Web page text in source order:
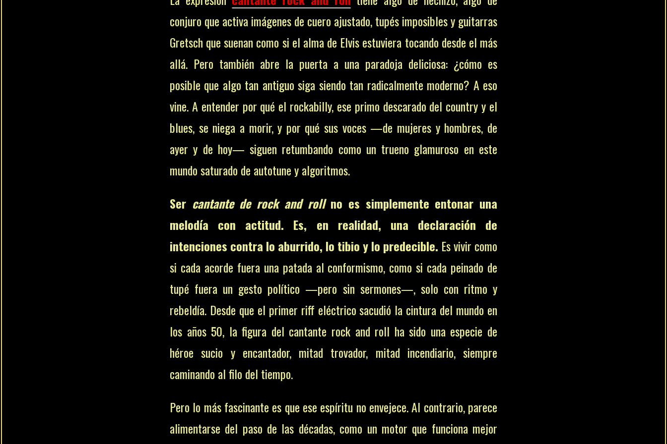
conjuro que activa imágenes de cuero ajustado, tupés imposibles y guitarras
Gretsch que suenan como si el alma de Elvis estuviera tocando desde el más
allá. Pero también abre la puerta a una paradoja deliciosa: ¿cómo es
posible que algo tan antiguo siga siendo tan radicalmente moderno? A eso
vine. A entender por qué el rockabilly, ese primo descarado del country y el
blues, se niega a morir, y por qué sus voces —de mujeres y hombres, de
ayer y de hoy— siguen retumbando como un trueno glamuroso en este
mundo saturado de autotune y algoritmos.
Ser cantante de rock and rollno es simplemente entonar una
melodía con actitud. Es, en realidad, una declaración de
intenciones contra lo aburrido, lo tibio y lo predecible. Es vivir como
si cada acorde fuera una patada al conformismo, como si cada peinado de
tupé fuera un gesto político —pero sin sermones—, solo con ritmo y
rebeldía. Desde que el primer riff eléctrico sacudió la cintura del mundo en
los años 50, la figura del cantante rock and roll ha sido una especie de
héroe sucio y encantador, mitad trovador, mitad incendiario, siempre
caminando al filo del tiempo.
Pero lo más fascinante es que ese espíritu no envejece. Al contrario, parece
alimentarse del paso de las décadas, como un motor que funciona mejor